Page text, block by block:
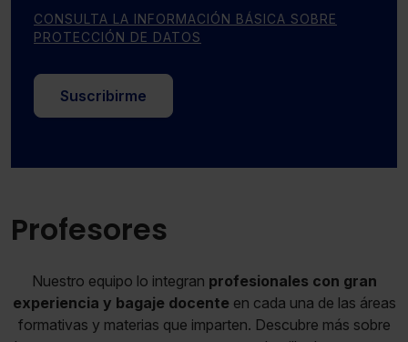
CONSULTA LA INFORMACIÓN BÁSICA SOBRE
PROTECCIÓN DE DATOS
Suscribirme
Profesores
Nuestro equipo lo integran profesionales con gran
experiencia y bagaje docente en cada una de las áreas
formativas y materias que imparten. Descubre más sobre